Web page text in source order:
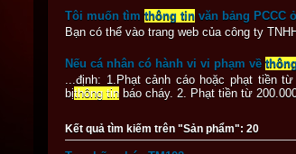
Tôi muốn tìm thông tin văn bảng PCCC
Bạn có thể vào trang web của công ty
Nếu cá nhân có hành vi vi phạm về
...định: 1.Phạt cảnh cáo hoặc phạt tiền
bịthông tin báo cháy. 2. Phạt tiền từ
Kết quả tìm kiếm trên "Sản phẩm": 20